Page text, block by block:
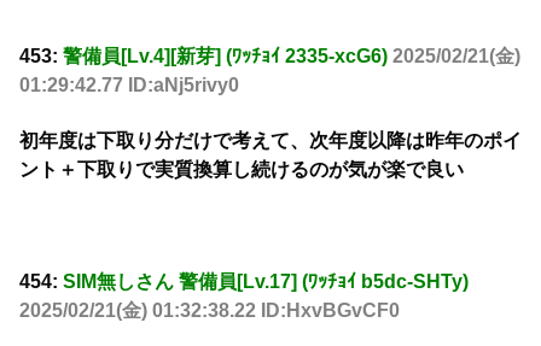
453: 警備員[Lv.4][新芽] (ﾜｯﾁｮｲ 2335-xcG6) 2025/02/21(金)
01:29:42.77 ID:aNj5rivy0
初年度は下取り分だけで考えて、次年度以降は昨年のポイ
ント＋下取りで実質換算し続けるのが気が楽で良い
454: SIM無しさん 警備員[Lv.17] (ﾜｯﾁｮｲ b5dc-SHTy)
2025/02/21(金) 01:32:38.22 ID:HxvBGvCF0